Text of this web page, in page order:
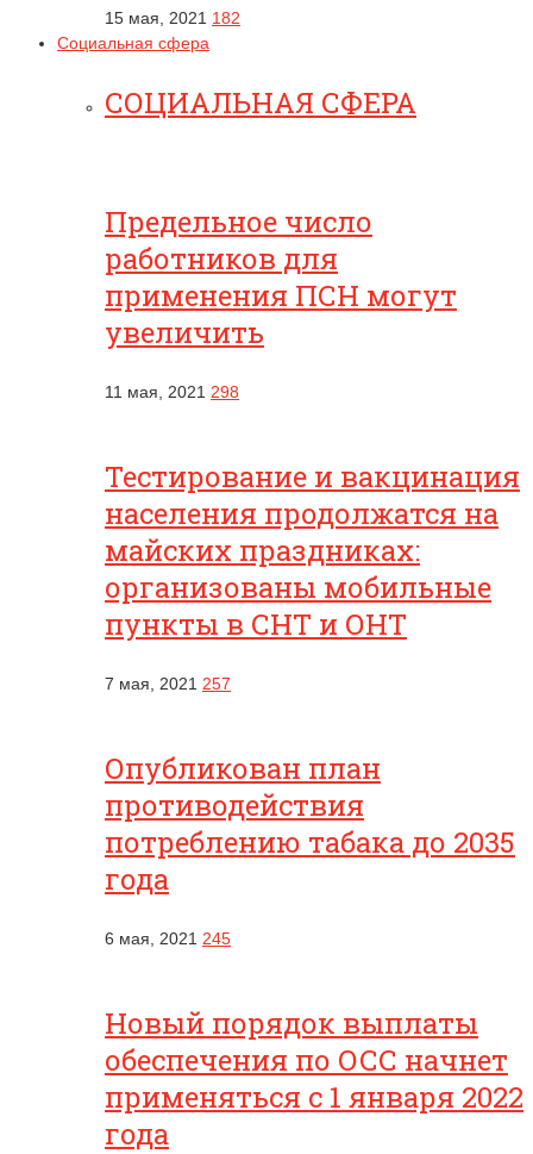
15 мая, 2021 182
Социальная сфера
СОЦИАЛЬНАЯ СФЕРА
Предельное число
работников для
применения ПСН могут
увеличить
11 мая, 2021 298
Тестирование и вакцинация
населения продолжатся на
майских праздниках:
организованы мобильные
пункты в СНТ и ОНТ
7 мая, 2021 257
Опубликован план
противодействия
потреблению табака до 2035
года
6 мая, 2021 245
Новый порядок выплаты
обеспечения по ОСС начнет
применяться с 1 января 2022
года